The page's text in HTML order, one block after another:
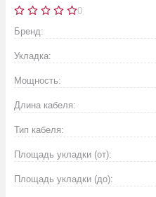
0
Бренд:
Укладка:
Мощность:
Длина кабеля:
Тип кабеля:
Площадь укладки (от):
Площадь укладки (до):